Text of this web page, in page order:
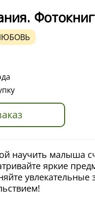
научить малыша
яркие
увлекательные